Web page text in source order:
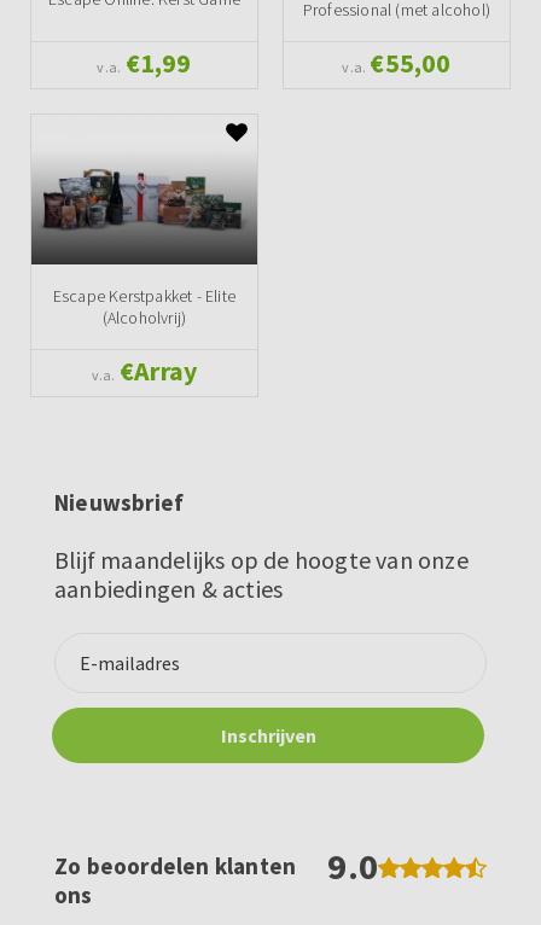
v.a. €1,99
Professional (met alcohol)
v.a. €55,00
Escape Kerstpakket - Elite
(Alcoholvrij)
v.a. €Array
Nieuwsbrief
Blijf maandelijks op de hoogte van onze
aanbiedingen & acties
Zo beoordelen klanten
ons
9.0